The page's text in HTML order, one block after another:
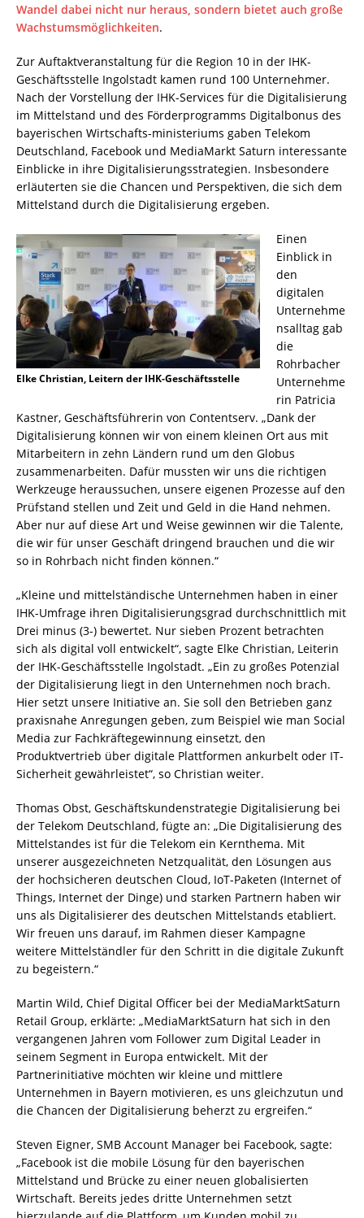
Wandel dabei nicht nur heraus, sondern bietet auch große
Wachstumsmöglichkeiten.
Zur Auftaktveranstaltung für die Region 10 in der IHK-
Geschäftsstelle Ingolstadt kamen rund 100 Unternehmer.
Nach der Vorstellung der IHK-Services für die Digitalisierung
im Mittelstand und des Förderprogramms Digitalbonus des
bayerischen Wirtschafts-ministeriums gaben Telekom
Deutschland, Facebook und MediaMarkt Saturn interessante
Einblicke in ihre Digitalisierungsstrategien. Insbesondere
erläuterten sie die Chancen und Perspektiven, die sich dem
Mittelstand durch die Digitalisierung ergeben.
Elke Christian, Leitern der IHK-Geschäftsstelle
Einen
Einblick in
den
digitalen
Unternehme
nsalltag gab
die
Rohrbacher
Unternehme
rin Patricia
Kastner, Geschäftsführerin von Contentserv. „Dank der
Digitalisierung können wir von einem kleinen Ort aus mit
Mitarbeitern in zehn Ländern rund um den Globus
zusammenarbeiten. Dafür mussten wir uns die richtigen
Werkzeuge heraussuchen, unsere eigenen Prozesse auf den
Prüfstand stellen und Zeit und Geld in die Hand nehmen.
Aber nur auf diese Art und Weise gewinnen wir die Talente,
die wir für unser Geschäft dringend brauchen und die wir
so in Rohrbach nicht finden können.“
„Kleine und mittelständische Unternehmen haben in einer
IHK-Umfrage ihren Digitalisierungsgrad durchschnittlich mit
Drei minus (3-) bewertet. Nur sieben Prozent betrachten
sich als digital voll entwickelt“, sagte Elke Christian, Leiterin
der IHK-Geschäftsstelle Ingolstadt. „Ein zu großes Potenzial
der Digitalisierung liegt in den Unternehmen noch brach.
Hier setzt unsere Initiative an. Sie soll den Betrieben ganz
praxisnahe Anregungen geben, zum Beispiel wie man Social
Media zur Fachkräftegewinnung einsetzt, den
Produktvertrieb über digitale Plattformen ankurbelt oder IT-
Sicherheit gewährleistet“, so Christian weiter.
Thomas Obst, Geschäftskundenstrategie Digitalisierung bei
der Telekom Deutschland, fügte an: „Die Digitalisierung des
Mittelstandes ist für die Telekom ein Kernthema. Mit
unserer ausgezeichneten Netzqualität, den Lösungen aus
der hochsicheren deutschen Cloud, IoT-Paketen (Internet of
Things, Internet der Dinge) und starken Partnern haben wir
uns als Digitalisierer des deutschen Mittelstands etabliert.
Wir freuen uns darauf, im Rahmen dieser Kampagne
weitere Mittelständler für den Schritt in die digitale Zukunft
zu begeistern.“
Martin Wild, Chief Digital Officer bei der MediaMarktSaturn
Retail Group, erklärte: „MediaMarktSaturn hat sich in den
vergangenen Jahren vom Follower zum Digital Leader in
seinem Segment in Europa entwickelt. Mit der
Partnerinitiative möchten wir kleine und mittlere
Unternehmen in Bayern motivieren, es uns gleichzutun und
die Chancen der Digitalisierung beherzt zu ergreifen.“
Steven Eigner, SMB Account Manager bei Facebook, sagte:
„Facebook ist die mobile Lösung für den bayerischen
Mittelstand und Brücke zu einer neuen globalisierten
Wirtschaft. Bereits jedes dritte Unternehmen setzt